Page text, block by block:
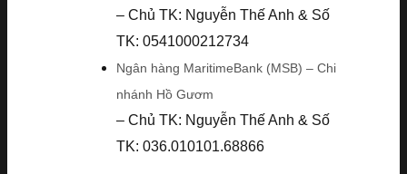
– Chủ TK: Nguyễn Thế Anh & Số
TK: 0541000212734
Ngân hàng MaritimeBank (MSB) – Chi
nhánh Hồ Gươm
– Chủ TK: Nguyễn Thế Anh & Số
TK: 036.010101.68866